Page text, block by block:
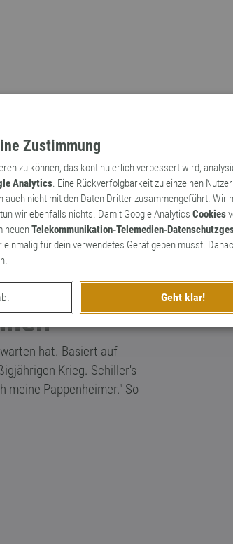
Zustimmung
zu können, das kontinuierlich verbessert wird,
Analytics. Eine Rückverfolgbarkeit zu einzelnen
auch nicht mit den Daten Dritter zusammengeführt. Wir
wir ebenfalls nichts. Damit Google Analytics Cookies
neuenTelekommunikation-Telemedien-
einmalig für dein verwendetes Gerät geben musst.
Geht klar!
Markennamen
hat. Basiert auf
Krieg. Schiller's
meine Pappenheimer." So